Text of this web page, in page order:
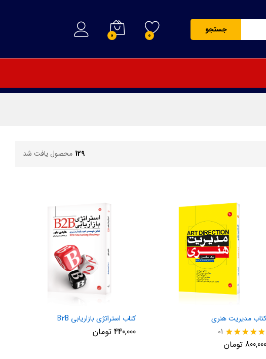
جستجو
0
0
129 محصول یافت شد
کتاب مدیریت هنری
نمره
5.00
01
800,000 تومان
کتاب استراتژی بازاریابی B2B
440,000 تومان